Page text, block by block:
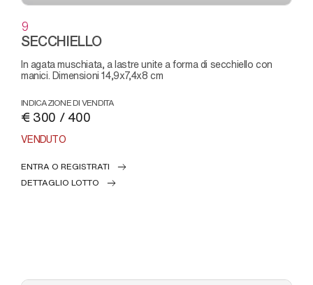
9
SECCHIELLO
in agata muschiata, a lastre unite a forma di secchiello con
manici. Dimensioni 14,9x7,4x8 cm
INDICAZIONE DI VENDITA
€ 300 / 400
VENDUTO
ENTRA O REGISTRATI
DETTAGLIO LOTTO